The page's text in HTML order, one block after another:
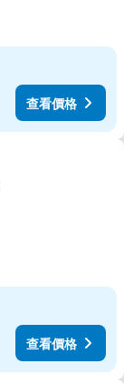
查看價格
查看價格